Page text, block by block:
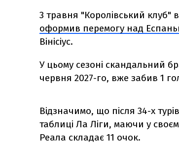
3 травня "Королівський клуб"
оформив перемогу над
Вінісіус.
У цьому сезоні скандальний
червня 2027-го, вже забив 1
Відзначимо, що після 34-х
таблиці Ла Ліги, маючи у
Реала складає 11 очок.